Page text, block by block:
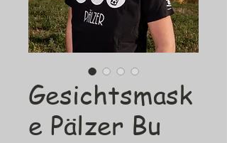
Gesichtsmask
e Pälzer Bu